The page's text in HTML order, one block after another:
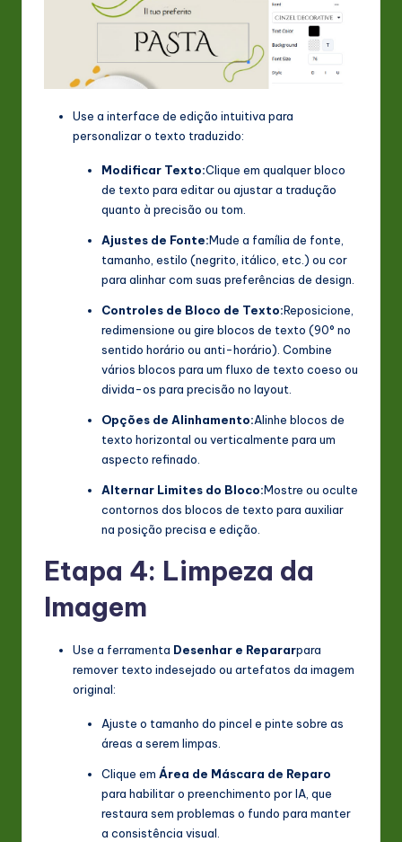
Use a interface de edição intuitiva para
personalizar o texto traduzido:
Modificar Texto:Clique em qualquer bloco
de texto para editar ou ajustar a tradução
quanto à precisão ou tom.
Ajustes de Fonte:Mude a família de fonte,
tamanho, estilo (negrito, itálico, etc.) ou cor
para alinhar com suas preferências de design.
Controles de Bloco de Texto:Reposicione,
redimensione ou gire blocos de texto (90° no
sentido horário ou anti-horário). Combine
vários blocos para um fluxo de texto coeso ou
divida-os para precisão no layout.
Opções de Alinhamento:Alinhe blocos de
texto horizontal ou verticalmente para um
aspecto refinado.
Alternar Limites do Bloco:Mostre ou oculte
contornos dos blocos de texto para auxiliar
na posição precisa e edição.
Etapa 4: Limpeza da
Imagem
Use a ferramenta Desenhar e Repararpara
remover texto indesejado ou artefatos da imagem
original:
Ajuste o tamanho do pincel e pinte sobre as
áreas a serem limpas.
Clique em Área de Máscara de Reparo
para habilitar o preenchimento por IA, que
restaura sem problemas o fundo para manter
a consistência visual.